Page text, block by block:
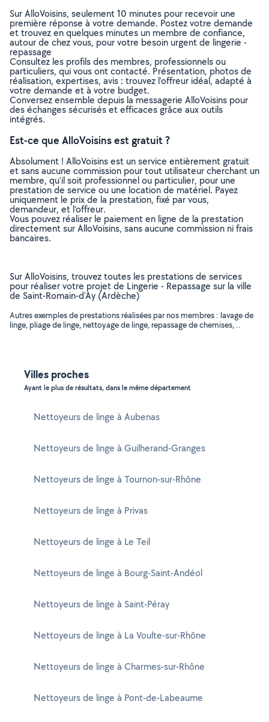
Sur AlloVoisins, seulement 10 minutes pour recevoir une
première réponse à votre demande. Postez votre demande
et trouvez en quelques minutes un membre de confiance,
autour de chez vous, pour votre besoin urgent de lingerie -
repassage
Consultez les profils des membres, professionnels ou
particuliers, qui vous ont contacté. Présentation, photos de
réalisation, expertises, avis : trouvez l'offreur idéal, adapté à
votre demande et à votre budget.
Conversez ensemble depuis la messagerie AlloVoisins pour
des échanges sécurisés et efficaces grâce aux outils
intégrés.
Est-ce que AlloVoisins est gratuit ?
Absolument ! AlloVoisins est un service entièrement gratuit
et sans aucune commission pour tout utilisateur cherchant un
membre, qu’il soit professionnel ou particulier, pour une
prestation de service ou une location de matériel. Payez
uniquement le prix de la prestation, fixé par vous,
demandeur, et l’offreur.
Vous pouvez réaliser le paiement en ligne de la prestation
directement sur AlloVoisins, sans aucune commission ni frais
bancaires.
Sur AlloVoisins, trouvez toutes les prestations de services
pour réaliser votre projet de Lingerie - Repassage sur la ville
de Saint-Romain-d'Ay (Ardèche)
Autres exemples de prestations réalisées par nos membres : lavage de
linge, pliage de linge, nettoyage de linge, repassage de chemises, ..
Villes proches
Ayant le plus de résultats, dans le même département
Nettoyeurs de linge à Aubenas
Nettoyeurs de linge à Guilherand-Granges
Nettoyeurs de linge à Tournon-sur-Rhône
Nettoyeurs de linge à Privas
Nettoyeurs de linge à Le Teil
Nettoyeurs de linge à Bourg-Saint-Andéol
Nettoyeurs de linge à Saint-Péray
Nettoyeurs de linge à La Voulte-sur-Rhône
Nettoyeurs de linge à Charmes-sur-Rhône
Nettoyeurs de linge à Pont-de-Labeaume